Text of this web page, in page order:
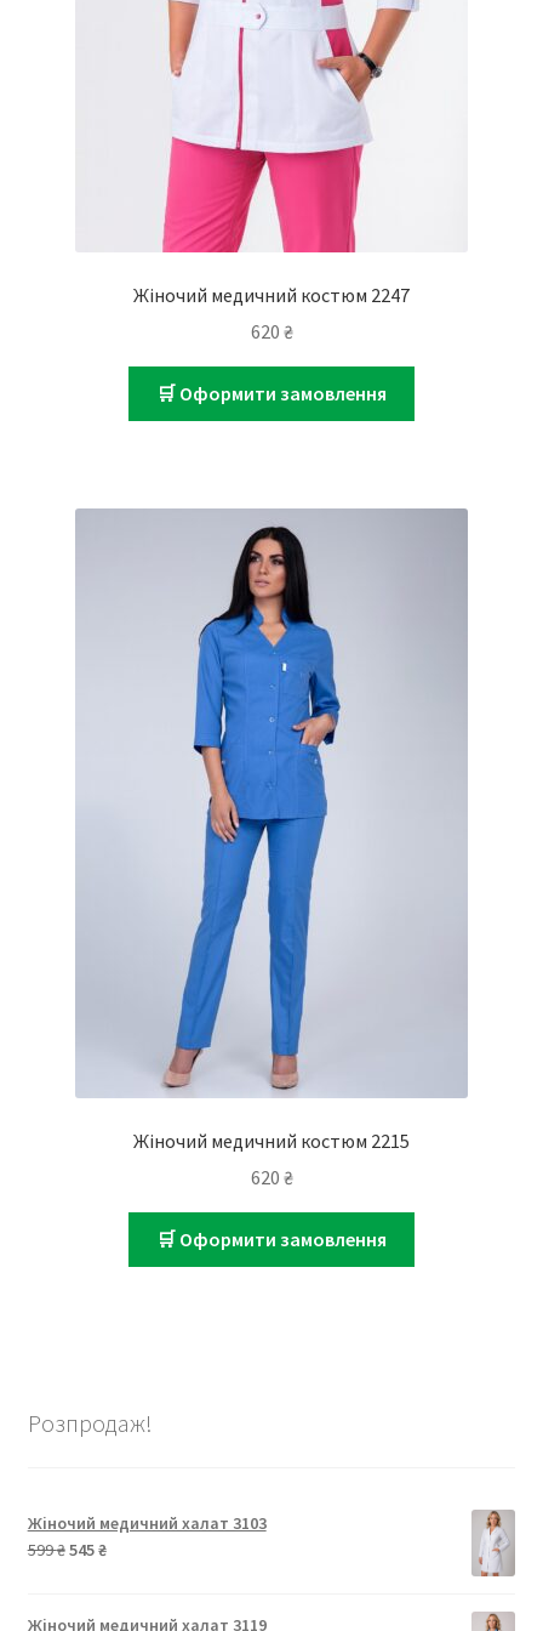
Жіночий медичний костюм 2247
620 ₴
🛒 Оформити замовлення
Жіночий медичний костюм 2215
620 ₴
🛒 Оформити замовлення
Розпродаж!
Жіночий медичний халат 3103
599₴Оригінальна
545₴Поточна
Жіночий медичний халат 3119